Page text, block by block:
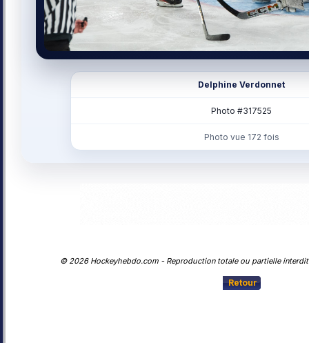
Delphine Verdonnet
Photo #317525
Photo vue 172 fois
© 2026 Hockeyhebdo.com - Reproduction totale ou partielle
Retour